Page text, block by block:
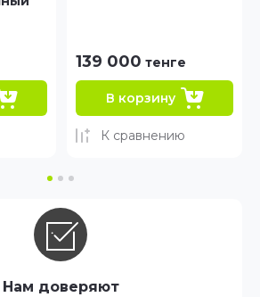
107 800 тенге
В корзину
К сравнению
Нам доверяют